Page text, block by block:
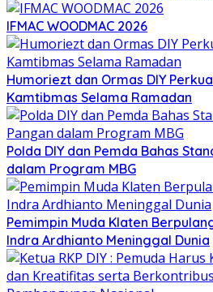
IFMAC WOODMAC 2026
Humoriezt dan Ormas DIY
Kamtibmas Selama Ramadan
Polda DIY dan Pemda Bahas
dalam Program MBG
Pemimpin Muda Klaten
Indra Ardhianto Meninggal Dunia